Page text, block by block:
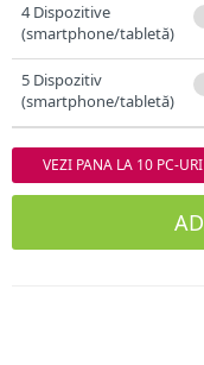
4 Dispozitive
(smartphone/tabletă)
5 Dispozitiv
(smartphone/tabletă)
VEZI PANA LA 10 PC-URI